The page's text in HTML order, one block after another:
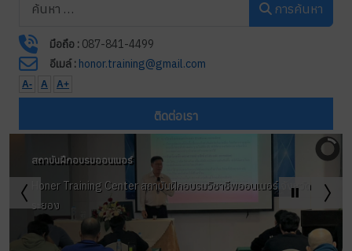
การค้นหา
มือถือ : 087-841-4499
อีเมล์ : honor.training@gmail.com
A- A A+
ติดต่อเรา
สถาบันฝึกอบรมออนเนอร์
Honer Training Center สถาบันฝึกอบรมวิชาชีพออนเนอร์ จังหวัด
ระยอง